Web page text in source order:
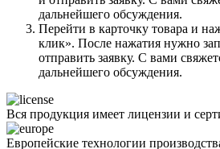
дальнейшего обсуждения.
Перейти в карточку товара и
клик». После нажатия нужно
отправить заявку. С вами
дальнейшего обсуждения.
Вся продукция имеет лицензии и
Европейские технологии